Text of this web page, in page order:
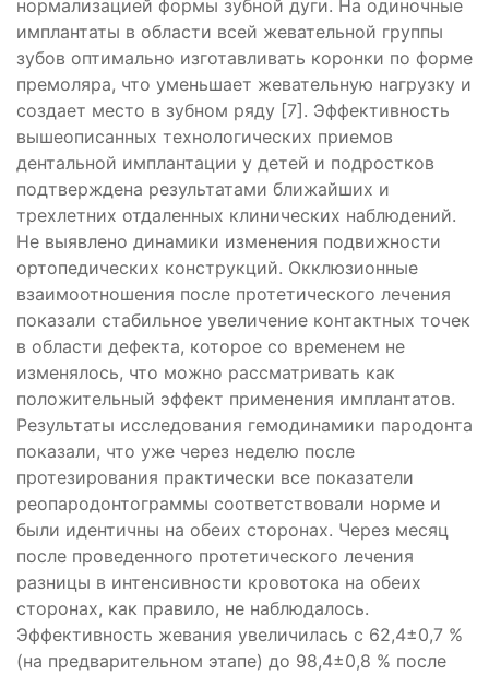
нормализацией формы зубной дуги. На одиночные
имплантаты в области всей жевательной группы
зубов оптимально изготавливать коронки по форме
премоляра, что уменьшает жевательную нагрузку и
создает место в зубном ряду [7]. Эффективность
вышеописанных технологических приемов
дентальной имплантации у детей и подростков
подтверждена результатами ближайших и
трехлетних отдаленных клинических наблюдений.
Не выявлено динамики изменения подвижности
ортопедических конструкций. Окклюзионные
взаимоотношения после протетического лечения
показали стабильное увеличение контактных точек
в области дефекта, которое со временем не
изменялось, что можно рассматривать как
положительный эффект применения имплантатов.
Результаты исследования гемодинамики пародонта
показали, что уже через неделю после
протезирования практически все показатели
реопародонтограммы соответствовали норме и
были идентичны на обеих сторонах. Через месяц
после проведенного протетического лечения
разницы в интенсивности кровотока на обеих
сторонах, как правило, не наблюдалось.
Эффективность жевания увеличилась с 62,4±0,7 %
(на предварительном этапе) до 98,4±0,8 % после